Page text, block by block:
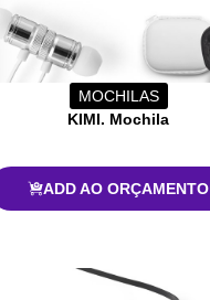
MOCHILAS
KIMI. Mochila
ADD AO ORÇAMENTO